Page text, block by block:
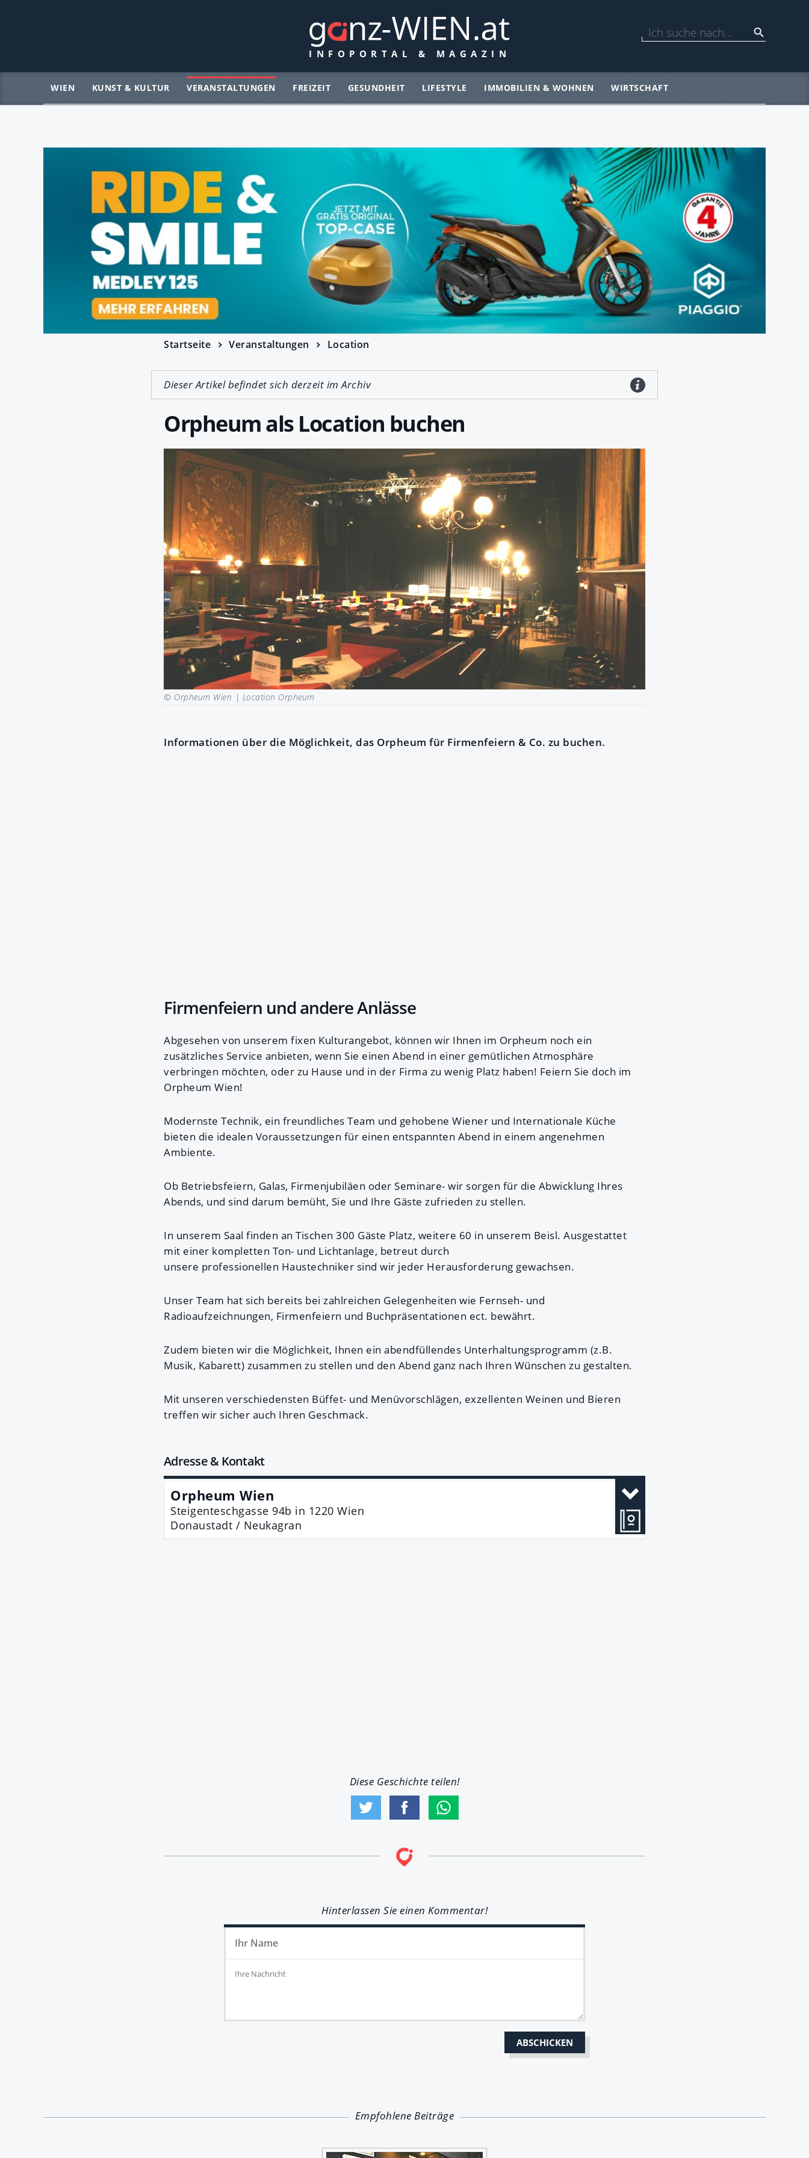
WIEN KUNST & KULTUR VERANSTALTUNGEN FREIZEIT GESUNDHEIT LIFESTYLE IMMOBILIEN & WOHNEN WIRTSCHAFT
Startseite Veranstaltungen Location
Dieser Artikel befindet sich derzeit im Archiv
Orpheum als Location buchen
© Orpheum Wien | Location Orpheum
Informationen über die Möglichkeit, das Orpheum für Firmenfeiern & Co. zu buchen.
Firmenfeiern und andere Anlässe
Abgesehen von unserem fixen Kulturangebot, können wir Ihnen im Orpheum noch ein
zusätzliches Service anbieten, wenn Sie einen Abend in einer gemütlichen Atmosphäre
verbringen möchten, oder zu Hause und in der Firma zu wenig Platz haben! Feiern Sie doch im
Orpheum Wien!
Modernste Technik, ein freundliches Team und gehobene Wiener und Internationale Küche
bieten die idealen Voraussetzungen für einen entspannten Abend in einem angenehmen
Ambiente.
Ob Betriebsfeiern, Galas, Firmenjubiläen oder Seminare- wir sorgen für die Abwicklung Ihres
Abends, und sind darum bemüht, Sie und Ihre Gäste zufrieden zu stellen.
In unserem Saal finden an Tischen 300 Gäste Platz, weitere 60 in unserem Beisl. Ausgestattet
mit einer kompletten Ton- und Lichtanlage, betreut durch
unsere professionellen Haustechniker sind wir jeder Herausforderung gewachsen.
Unser Team hat sich bereits bei zahlreichen Gelegenheiten wie Fernseh- und
Radioaufzeichnungen, Firmenfeiern und Buchpräsentationen ect. bewährt.
Zudem bieten wir die Möglichkeit, Ihnen ein abendfüllendes Unterhaltungsprogramm (z.B.
Musik, Kabarett) zusammen zu stellen und den Abend ganz nach Ihren Wünschen zu gestalten.
Mit unseren verschiedensten Büffet- und Menüvorschlägen, exzellenten Weinen und Bieren
treffen wir sicher auch Ihren Geschmack.
Adresse & Kontakt
Orpheum Wien
Steigenteschgasse 94b in 1220 Wien
Donaustadt / Neukagran
Diese Geschichte teilen!
Hinterlassen Sie einen Kommentar!
Empfohlene Beiträge